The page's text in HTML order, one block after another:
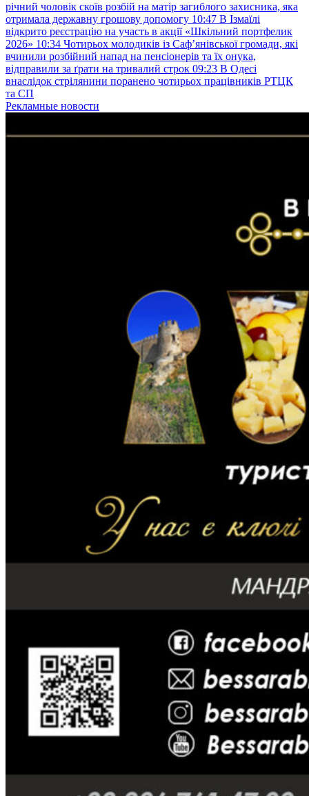
річний чоловік скоїв розбій на матір загиблого захисника, яка
отримала державну грошову допомогу 10:47 В Ізмаїлі
відкрито реєстрацію на участь в акції «Шкільний портфелик
2026» 10:34 Чотирьох молодиків із Саф’янівської громади, які
вчинили розбійний напад на пенсіонерів та їх онука,
відправили за ґрати на тривалий строк 09:23 В Одесі
внаслідок стрілянини поранено чотирьох працівників РТЦК
та СП
Рекламные новости